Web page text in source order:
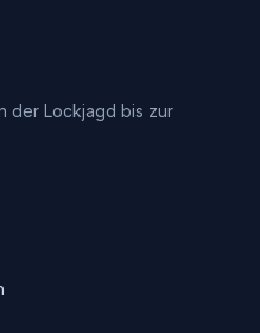
der Lockjagd bis zur